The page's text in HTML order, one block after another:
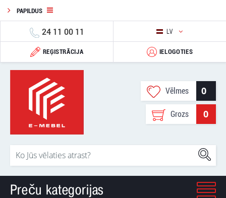
PAPILDUS
24 11 00 11 LV
REĢISTRĀCIJA IELOGOTIES
Vēlmes 0
Grozs 0
Preču kategorijas